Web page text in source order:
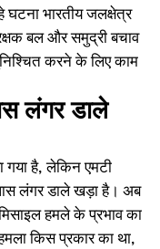
घटना भारतीय जलक्षेत्र
बल और समुद्री बचाव
करने के लिए काम
लंगर डाले
गया है, लेकिन एमटी
लंगर डाले खड़ा है। अब
हमले के प्रभाव का
किस प्रकार का था,